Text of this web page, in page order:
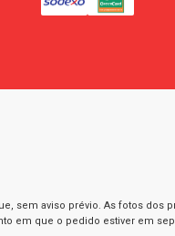
sem aviso prévio. As fotos dos
em que o pedido estiver em